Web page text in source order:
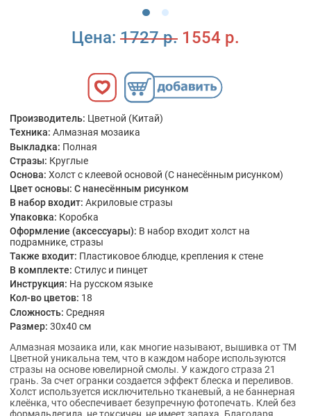
Цена: 1727 р. 1554 р.
Производитель: Цветной (Китай)
Техника: Алмазная мозаика
Выкладка: Полная
Стразы: Круглые
Основа: Холст с клеевой основой (С нанесённым рисунком)
Цвет основы: С нанесённым рисунком
В набор входит: Акриловые стразы
Упаковка: Коробка
Оформление (аксессуары): В набор входит холст на
подрамнике, стразы
Также входит: Пластиковое блюдце, крепления к стене
В комплекте: Стилус и пинцет
Инструкция: На русском языке
Кол-во цветов: 18
Сложность: Средняя
Размер: 30x40 см
Алмазная мозаика или, как многие называют, вышивка от ТМ
Цветной уникальна тем, что в каждом наборе используются
стразы на основе ювелирной смолы. У каждого страза 21
грань. За счет огранки создается эффект блеска и переливов.
Холст используется исключительно тканевый, а не баннерная
клеёнка, что обеспечивает безупречную фотопечать. Клей без